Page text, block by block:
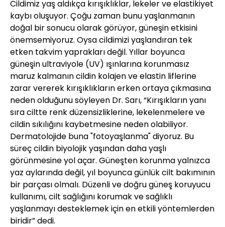
Cildimiz yaş aldıkça kırışıklıklar, lekeler ve elastikiyet
kaybı oluşuyor. Çoğu zaman bunu yaşlanmanın
doğal bir sonucu olarak görüyor, güneşin etkisini
önemsemiyoruz. Oysa cildimizi yaşlandıran tek
etken takvim yaprakları değil. Yıllar boyunca
güneşin ultraviyole (UV) ışınlarına korunmasız
maruz kalmanın cildin kolajen ve elastin liflerine
zarar vererek kırışıklıkların erken ortaya çıkmasına
neden olduğunu söyleyen Dr. Sarı, “Kırışıkların yanı
sıra ciltte renk düzensizliklerine, lekelenmelere ve
cildin sıkılığını kaybetmesine neden olabiliyor.
Dermatolojide buna "fotoyaşlanma" diyoruz. Bu
süreç cildin biyolojik yaşından daha yaşlı
görünmesine yol açar. Güneşten korunma yalnızca
yaz aylarında değil, yıl boyunca günlük cilt bakımının
bir parçası olmalı. Düzenli ve doğru güneş koruyucu
kullanımı, cilt sağlığını korumak ve sağlıklı
yaşlanmayı desteklemek için en etkili yöntemlerden
biridir” dedi.